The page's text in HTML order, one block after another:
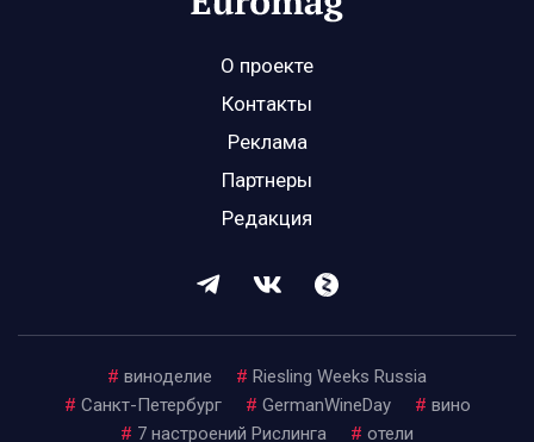
О проекте
Контакты
Реклама
Партнеры
Редакция
# виноделие # Riesling Weeks Russia
# Санкт-Петербург # GermanWineDay # вино
# 7 настроений Рислинга # отели